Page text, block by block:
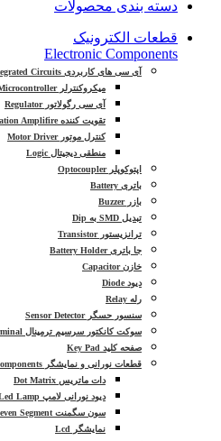
دسته بندی محصولات
قطعات الکترونیک
Electronic Components
آی سی های کاربردی Integrated Circuits
میکروکنترلر Microcontroller
آی سی رگولاتور Regulator
تقویت کننده Operation Amplifire
کنترل موتور Motor Driver
منطقی دیجیتال Logic
اپتوکوپلر Optocoupler
باتری Battery
بازر Buzzer
تبدیل SMD به Dip
ترانزیستور Transistor
جا باتری Battery Holder
خازن Capacitor
دیود Diode
رله Relay
سنسور حسگر Sensor Detector
سوکت کانکتور سرسیم ترمینال Sucket Connector Terminal
صفحه کلید Key Pad
قطعات نورانی و نمایشگر Light & Display Components
دات ماتریس Dot Matrix
دیود نورانی لامپ Led Lamp
سون سگمنت Seven Segment
نمایشگر Lcd